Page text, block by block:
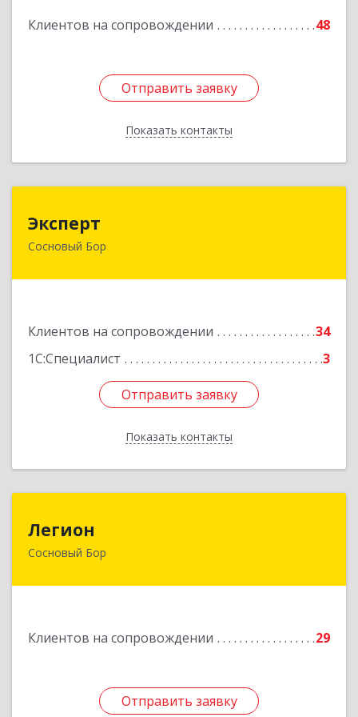
Клиентов на сопровождении 48
Отправить заявку
Показать контакты
Подробнее
Отправить заявку
Назад
Эксперт
Сосновый Бор
Клиентов на сопровождении
34
1С:Специалист
3
Отправить заявку
Показать контакты
188544, Ленинградская обл, Сосновый Бор г, 50
Отправить заявку
Назад
Легион
Сосновый Бор
Клиентов на сопровождении 29
Отправить заявку
188544, Ленинградская обл, Сосновый Бор г,
Отправить заявку